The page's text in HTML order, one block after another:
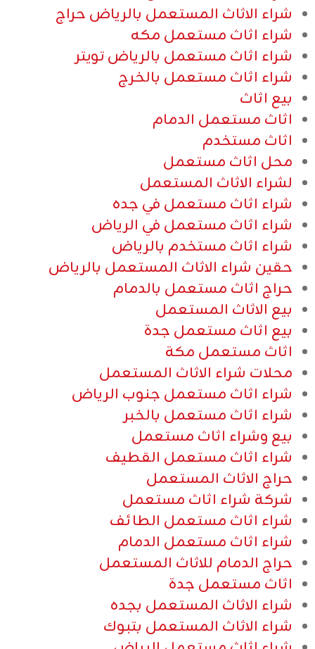
شراء الاثاث المستعمل بالرياض حراج
شراء اثاث مستعمل مكه
شراء اثاث مستعمل بالرياض تويتر
شراء اثاث مستعمل بالخرج
بيع اثاث
اثاث مستعمل الدمام
اثاث مستخدم
محل اثاث مستعمل
لشراء الاثاث المستعمل
شراء اثاث مستعمل في جده
شراء اثاث مستعمل في الرياض
شراء اثاث مستخدم بالرياض
حقين شراء الاثاث المستعمل بالرياض
حراج اثاث مستعمل بالدمام
بيع الاثاث المستعمل
بيع اثاث مستعمل جدة
اثاث مستعمل مكة
محلات شراء الاثاث المستعمل
شراء اثاث مستعمل جنوب الرياض
شراء اثاث مستعمل بالخبر
بيع وشراء اثاث مستعمل
شراء اثاث مستعمل القطيف
حراج الاثاث المستعمل
شركة شراء اثاث مستعمل
شراء اثاث مستعمل الطائف
شراء اثاث مستعمل الدمام
حراج الدمام للاثاث المستعمل
اثاث مستعمل جدة
شراء الاثاث المستعمل بجده
شراء الاثاث المستعمل بتبوك